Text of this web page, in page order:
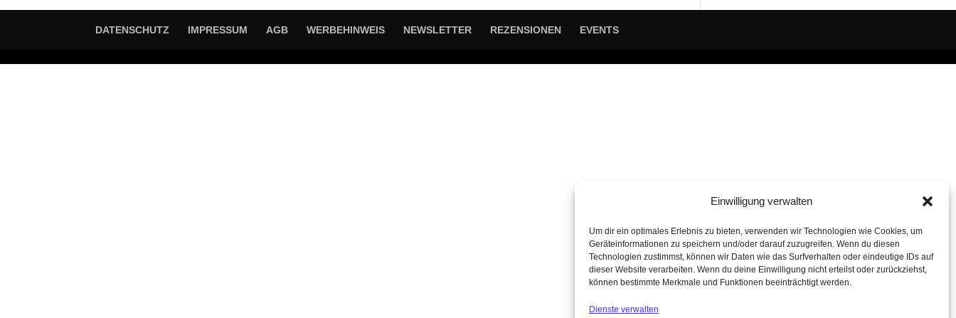
Einwilligung verwalten
Um dir ein optimales Erlebnis zu bieten, verwenden wir Technologien wie Cookies, um
Geräteinformationen zu speichern und/oder darauf zuzugreifen. Wenn du diesen
Technologien zustimmst, können wir Daten wie das Surfverhalten oder eindeutige IDs auf
dieser Website verarbeiten. Wenn du deine Einwilligung nicht erteilst oder zurückziehst,
können bestimmte Merkmale und Funktionen beeinträchtigt werden.
Dienste verwalten
DATENSCHUTZ IMPRESSUM AGB WERBEHINWEIS NEWSLETTER REZENSIONEN EVENTS